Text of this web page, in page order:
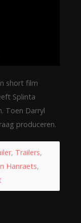
short film
Splinta
Toen Darryl
produceren.
, Trailers,
Hanraets,